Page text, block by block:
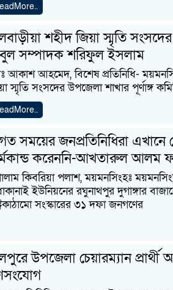
শহীদ জিয়া স্মৃতি
সম্পাদক শরিফুল ইসলাম
আকাশ আহমেদ, বিশেষ প্রতিনিধি-
স্মৃতি সংসদের উপজেলা শাখার পূর্ণাঙ্গ
সময়ের জনপ্রতিনিধিরা
করেননি-আখতারুল আলম
কিবরিয়া পলাশ, ময়মনসিংহঃ
ইউনিয়নের রঘুনাথপুর দুগাঙ্গার
সংস্কারের ৩১ দফা জনগণের
উপজেলা চেয়ারম্যান প্রার্থী